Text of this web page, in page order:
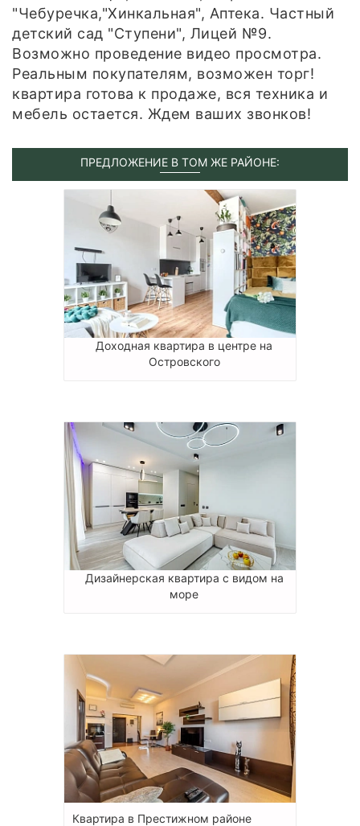
"Чебуречка,"Хинкальная", Аптека. Частный
детский сад "Ступени", Лицей №9.
Возможно проведение видео просмотра.
Реальным покупателям, возможен торг!
квартира готова к продаже, вся техника и
мебель остается. Ждем ваших звонков!
ПРЕДЛОЖЕНИЕ В ТОМ ЖЕ РАЙОНЕ:
Доходная квартира в центре на
Островского
Дизайнерская квартира с видом на
море
Квартира в Престижном районе